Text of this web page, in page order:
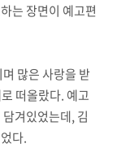
는 장면이 예고편
많은 사랑을 받
떠올랐다. 예고
겨있었는데, 김
다.